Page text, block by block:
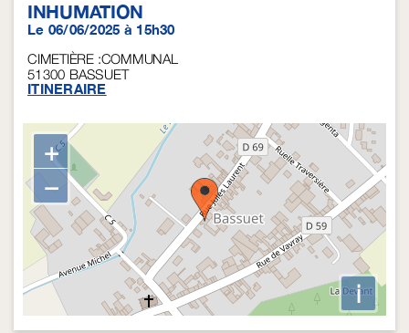
INHUMATION
Le 06/06/2025 à 15h30
CIMETIÈRE :COMMUNAL
51300 BASSUET
ITINERAIRE
+
−
i